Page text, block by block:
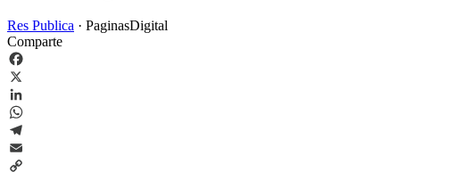
Res Publica · PaginasDigital
Comparte
Facebook
X
LinkedIn
WhatsApp
Telegram
Email